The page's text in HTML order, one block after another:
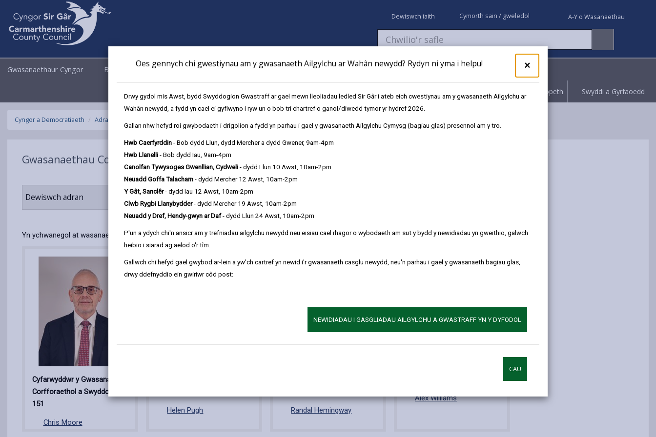
×
Oes gennych chi gwestiynau am y gwasanaeth Ailgylchu ar Wahân newydd? Rydyn ni yma i helpu!
Drwy gydol mis Awst, bydd Swyddogion Gwastraff ar gael mewn lleoliadau ledled Sir Gâr i ateb eich cwestiynau am y gwasanaeth Ailgylchu ar
Wahân newydd, a fydd yn cael ei gyflwyno i ryw un o bob tri chartref o ganol/diwedd tymor yr hydref 2026.
Gallan nhw hefyd roi gwybodaeth i drigolion a fydd yn parhau i gael y gwasanaeth Ailgylchu Cymysg (bagiau glas) presennol am y tro.
Hwb Caerfyrddin - Bob dydd Llun, dydd Mercher a dydd Gwener, 9am-4pm
Hwb Llanelli - Bob dydd Iau, 9am-4pm
Canolfan Tywysoges Gwenllian, Cydweli - dydd Llun 10 Awst, 10am-2pm
Neuadd Goffa Talacharn - dydd Mercher 12 Awst, 10am-2pm
Y Gât, Sanclêr- dydd Iau 12 Awst, 10am-2pm
Clwb Rygbi Llanybydder- dydd Mercher 19 Awst, 10am-2pm
Neuadd y Dref, Hendy-gwyn ar Daf- dydd Llun 24 Awst, 10am-2pm
P'un a ydych chi'n ansicr am y trefniadau ailgylchu newydd neu eisiau cael rhagor o wybodaeth am sut y bydd y newidiadau yn gweithio, galwch
heibio i siarad ag aelod o'r tîm.
Gallwch chi hefyd gael gwybod ar-lein a yw'ch cartref yn newid i'r gwasanaeth casglu newydd, neu'n parhau i gael y gwasanaeth bagiau glas,
drwy ddefnyddio ein gwiriwr côd post:
NEWIDIADAU I GASGLIADAU AILGYLCHU A GWASTRAFF YN Y DYFODOL
CAU
Dewiswch iaith Cymorth sain / gweledol A-Y o Wasanaethau
Gwasanaethaur Cyngor Busnes Cyngor a Democratiaeth Newyddion
Fy Nghyfrifon Talu Cyflwyno cais Rhoi gwybod Hawliwch bopeth Swyddi a Gyrfaoedd
Cyngor a Democratiaeth Adrannau'r Cyngor
Gwasanaethau Corfforaethol
Dewiswch adran
Yn ychwanegol at wasanaethau corfforaethol, maent yn gyfrifol am gyllid, archwilio a chaffael.
Cyfarwyddwr y Gwasanaethau
Corfforaethol a Swyddog Adran
151
Chris Moore
Helen Pugh Randal Hemingway
Alex Williams